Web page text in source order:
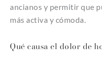
ancianos y permitir que
más activa y cómoda.
Qué causa el dolor de